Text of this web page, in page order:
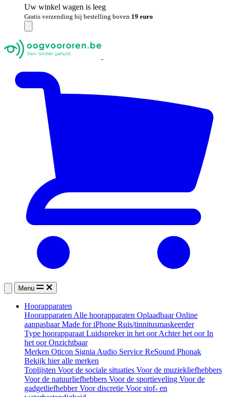
Uw winkel wagen is leeg
Gratis verzending bij bestelling boven 19 euro
Menu
Hoorapparaten
Hoorapparaten Alle hoorapparaten OplaadbaarOnline
aanpasbaarMade for iPhone Ruis/tinnitusmaskeerder
Type hoorapparaat Luidspreker in het oorAchter het oorIn
het oorOnzichtbaar
Merken Oticon Signia Audio Service ReSound Phonak
Bekijk hier alle merken
Toplijsten Voor de sociale situaties Voor de muziekliefhebbers
Voor de natuurliefhebbers Voor de sportieveling Voor de
gadgetliefhebberVoor discretie Voor stof- en